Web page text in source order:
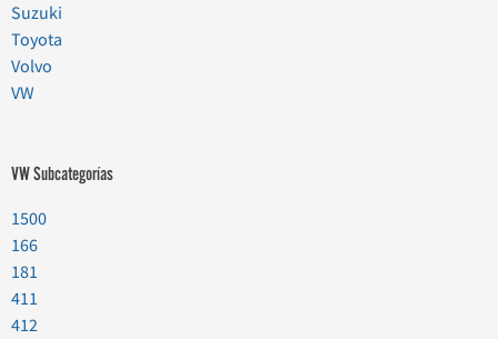
Suzuki
Toyota
Volvo
VW
VW Subcategorías
1500
166
181
411
412